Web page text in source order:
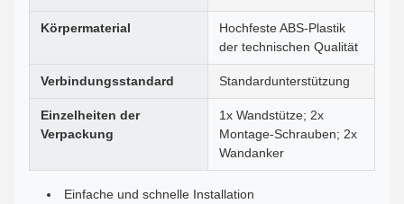
Körpermaterial
Hochfeste ABS-Plastik
der technischen Qualität
Verbindungsstandard Standardunterstützung
Einzelheiten der
Verpackung
1x Wandstütze; 2x
Montage-Schrauben; 2x
Wandanker
Einfache und schnelle Installation